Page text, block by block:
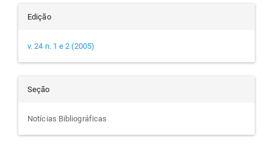
Edição
v. 24 n. 1 e 2 (2005)
Seção
Notícias Bibliográficas